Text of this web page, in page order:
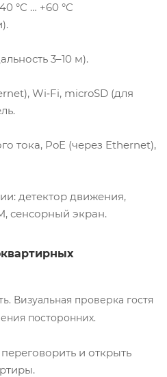
°C … +60 °C
3–10 м).
Wi‑Fi, microSD (для
тока, PoE (через Ethernet),
детектор движения,
сенсорный экран.
Визуальная проверка гостя
посторонних.
и открыть